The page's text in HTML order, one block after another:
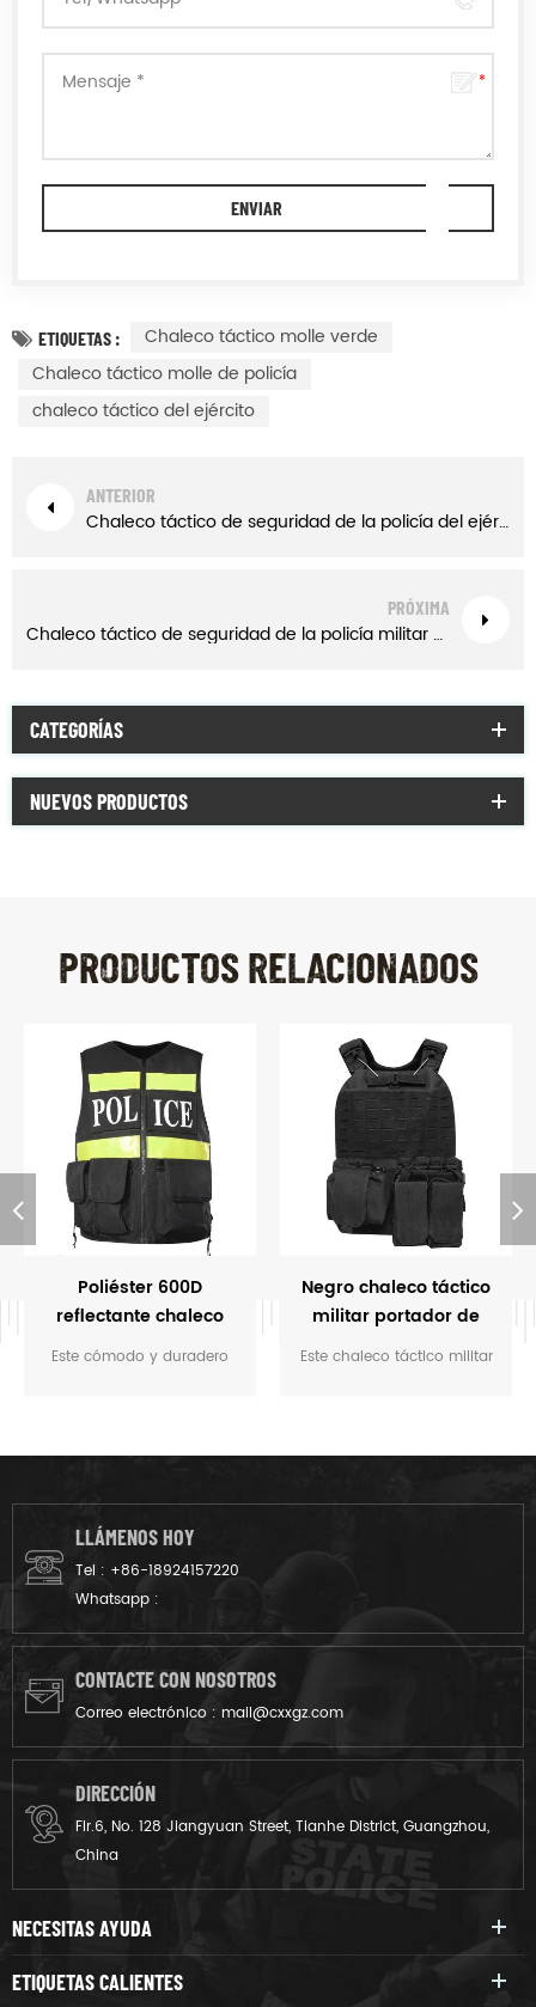
ETIQUETAS :
Chaleco táctico molle verde
Chaleco táctico molle de policía
chaleco táctico del ejército
ANTERIOR
Chaleco táctico de seguridad de la policía del ejército militar marrón amarillento con bolsas
PRÓXIMA
Chaleco táctico de seguridad de la policía militar verde militar con bolsas
CATEGORÍAS
NUEVOS PRODUCTOS
PRODUCTOS RELACIONADOS
Poliéster 600D
reflectante chaleco
táctico de la policía
Este cómodo y duradero
Negro chaleco táctico
militar portador de
placa
Este chaleco táctico militar
de crossfit.
LLÁMENOS HOY
Tel : +86-18924157220
Whatsapp :
CONTACTE CON NOSOTROS
Correo electrónico : mail@cxxgz.com
DIRECCIÓN
Flr.6, No. 128 Jiangyuan Street, Tianhe District, Guangzhou,
China
NECESITAS AYUDA
ETIQUETAS CALIENTES